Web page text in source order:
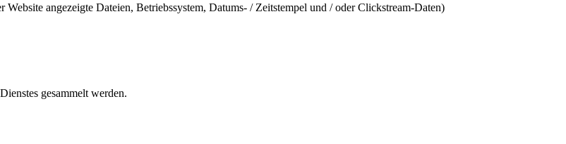
angezeigte Dateien, Betriebssystem, Datums- / Zeitstempel und / oder Clickstream-Daten)
gesammelt werden.